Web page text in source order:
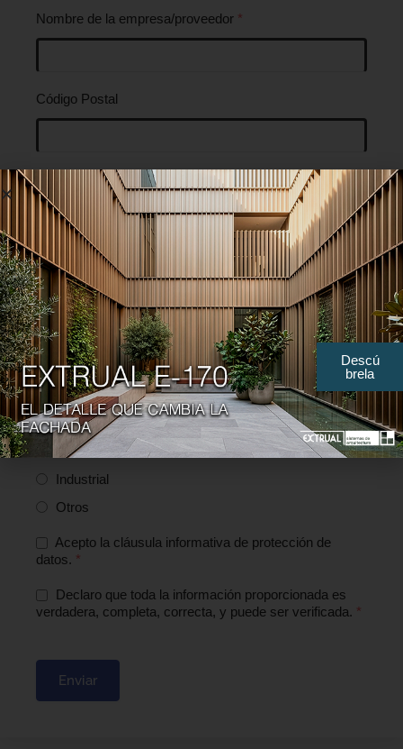
Nombre de la empresa/proveedor *
Código Postal
Dirección de la empresa
País
Soy *
Distribuidor
Arquitecto
Constructor
Taller
Industrial
Otros
Acepto la cláusula informativa de protección de
datos. *
Declaro que toda la información proporcionada es
verdadera, completa, correcta, y puede ser verificada. *
Enviar
Descú
brela